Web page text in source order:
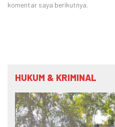
komentar saya berikutnya.
HUKUM & KRIMINAL